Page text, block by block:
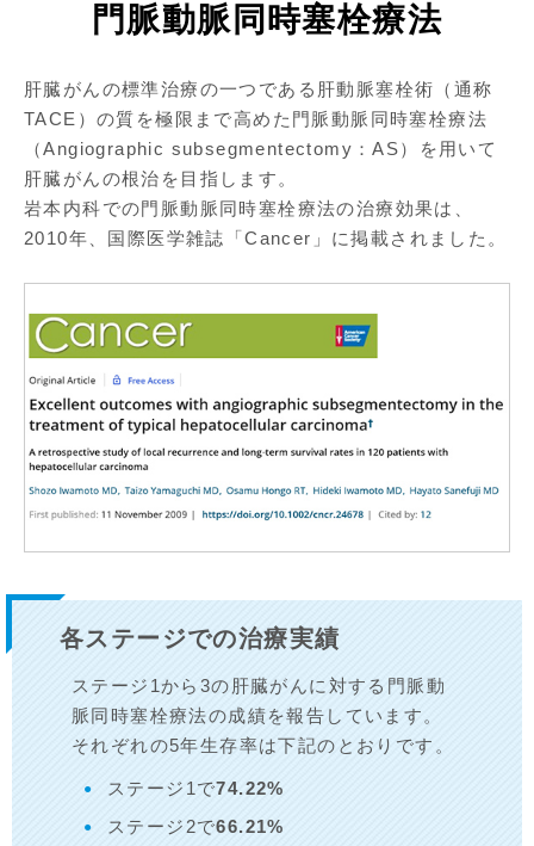
門脈動脈同時塞栓療法
肝臓がんの標準治療の一つである肝動脈塞栓術（通称
TACE）の質を極限まで高めた門脈動脈同時塞栓療法
（Angiographic subsegmentectomy：AS）を用いて
肝臓がんの根治を目指します。
岩本内科での門脈動脈同時塞栓療法の治療効果は、
2010年、国際医学雑誌「Cancer」に掲載されました。
各ステージでの治療実績
ステージ1から3の肝臓がんに対する門脈動
脈同時塞栓療法の成績を報告しています。
それぞれの5年生存率は下記のとおりです。
ステージ1で74.22%
ステージ2で66.21%